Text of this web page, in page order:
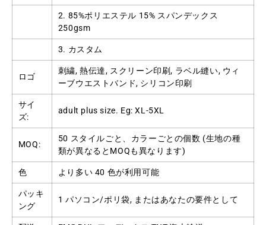
2. 85%ポリエステル 15% スパンデックス
250gsm
3. カスタム
ロゴ
刺繍, 熱伝達, スクリーン印刷, ラベル縫い, ウィ
ーブウエストバンド, シリコン印刷
サイ
ズ:
adult plus size. Eg:XL-5XL
MOQ:
50 スタイルごと、カラーごとの個数 (生地の種
類が異なるとMOQも異なります)
色 より多い 40 色が利用可能
パッキ
ング
1 パソコン/ポリ袋, またはあなたの要件として